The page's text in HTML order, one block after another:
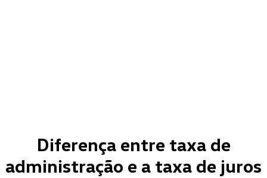
Diferença entre taxa de
administração e a taxa de juros